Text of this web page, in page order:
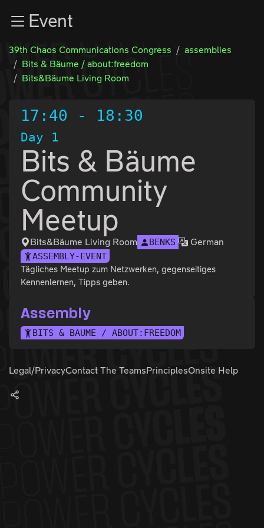
Zum InhaltEvent
39th Chaos Communications Congress
assemblies
Bits & Bäume / about:freedom
Bits&Bäume Living Room
17:40 - 18:30
Day 1
Bits & Bäume
Community
Meetup
Bits&Bäume Living Room BENKS German
ASSEMBLY-EVENT
Tägliches Meetup zum Netzwerken, gegenseitiges
Kennenlernen, Tipps geben.
Assembly
BITS & BÄUME / ABOUT:FREEDOM
Legal/PrivacyContact The TeamsPrinciplesOnsite Help